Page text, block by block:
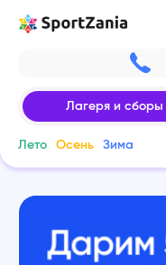
Лагеря и сборы
Лето Осень Зима